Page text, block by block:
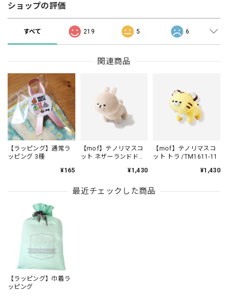
ショップの評価
すべて 219 5 6
関連商品
【ラッピング】通常ラ
ッピング 3種
¥165
【mof】テノリマスコ
ット ネザーランドドワ
¥1,430
【mof】テノリマスコ
ット トラ /TM1611-11
¥1,430
最近チェックした商品
【ラッピング】巾着ラ
ッピング